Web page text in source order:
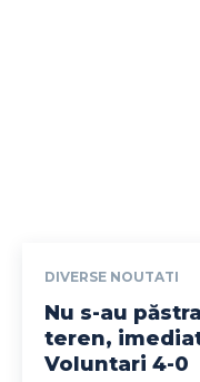
DIVERSE NOUTATI
Nu s-au
teren,
Voluntari 4-0